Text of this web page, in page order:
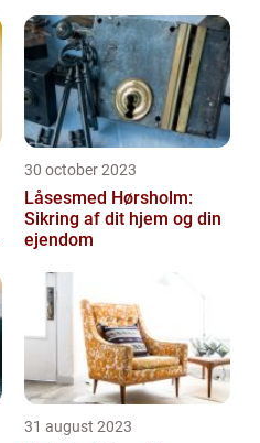
30 october 2023
Låsesmed Hørsholm:
Sikring af dit hjem og din
ejendom
31 august 2023